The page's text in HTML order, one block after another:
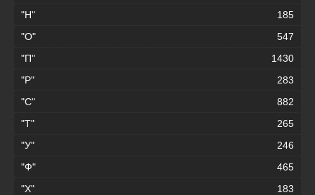
"Н"
185
"О"
547
"П"
1430
"Р"
283
"С"
882
"Т"
265
"У"
246
"Ф"
465
"Х"
183